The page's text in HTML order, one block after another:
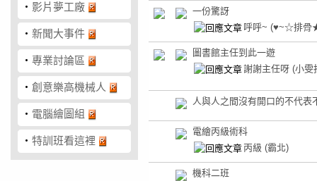
‧ 影片夢工廠
‧ 新聞大事件
‧ 專業討論區
‧ 創意樂高機械人
‧ 電腦繪圖組
‧ 特訓班看這裡
一份驚訝
呼呼~ (♥~☆排
圖書館主任到此一遊
謝謝主任呀 (小雯
人與人之間沒有開口的不代表
電繪丙級術科
丙級 (霸北)
機科二班